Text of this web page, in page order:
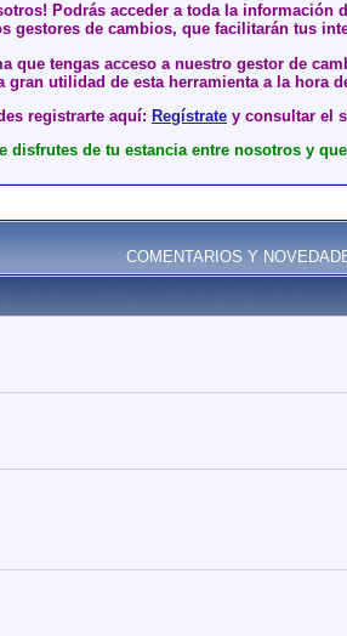
Podrás acceder a toda la
gestores de cambios, que facilitarán tus
que tengas acceso a nuestro gestor de
gran utilidad de esta herramienta a la hora
registrarte aquí: Regístrate y consultar el
disfrutes de tu estancia entre nosotros y
COMENTARIOS Y